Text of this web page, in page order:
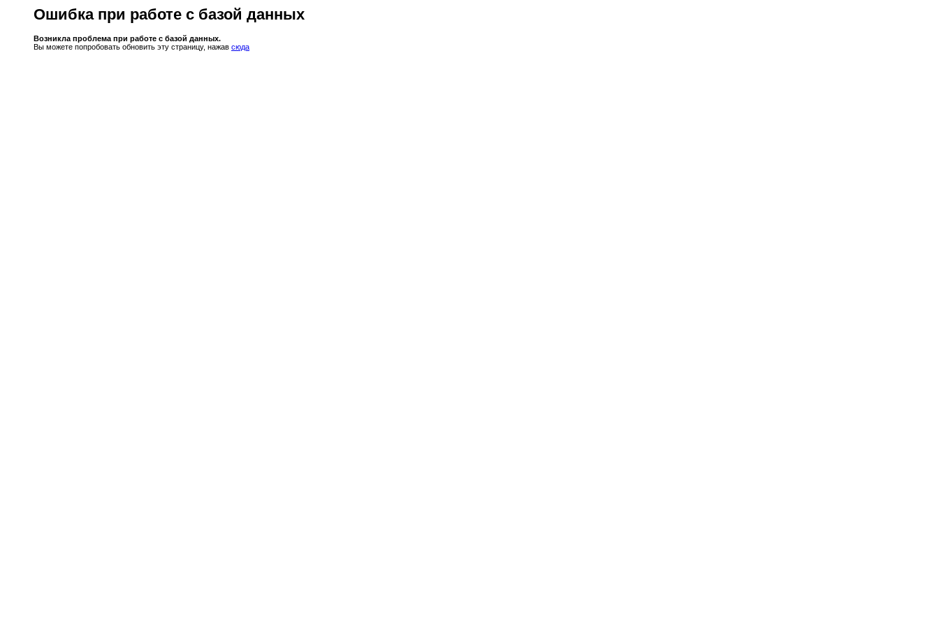
Ошибка при работе с базой данных
Возникла проблема при работе с базой данных.
Вы можете попробовать обновить эту страницу, нажав сюда